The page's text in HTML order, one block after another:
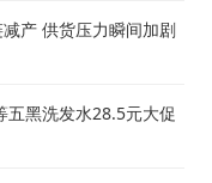
产 供货压力瞬间加剧
五黑洗发水28.5元大促